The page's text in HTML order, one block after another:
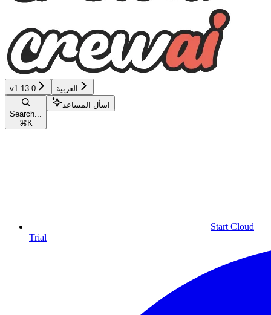
v1.13.0 العربية
Search...
⌘ K
اسأل المساعد
Start Cloud
Trial